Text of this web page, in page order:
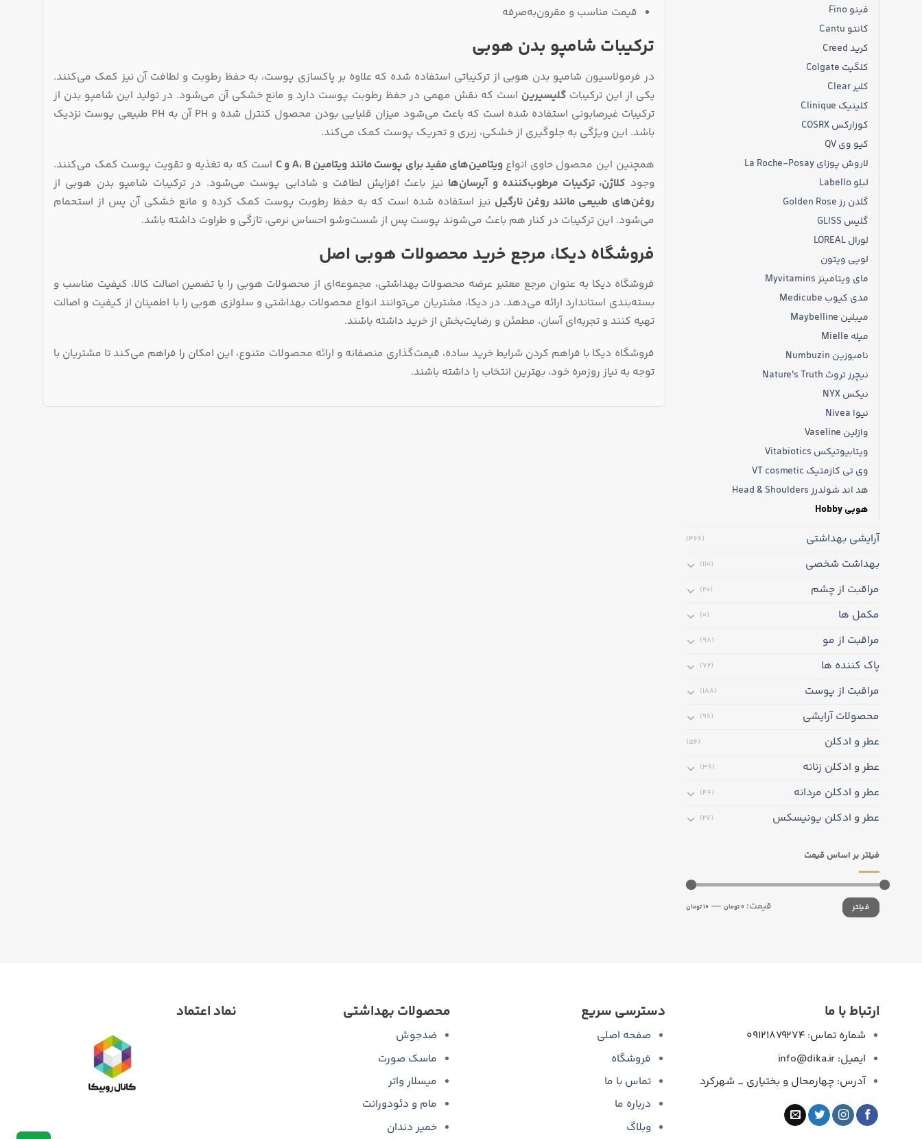
فینو Fino
کانتو Cantu
کرید Creed
کلگیت Colgate
کلیر Clear
کلینیک Clinique
کوزارکس COSRX
کیو وی QV
لاروش پوزای La Roche-Posay
لبلو Labello
گلدن رز Golden Rose
گلیس GLISS
لورال LOREAL
لویی ویتون
مای ویتامینز Myvitamins
مدی کیوب Medicube
میبلین Maybelline
میله Mielle
نامبوزین Numbuzin
نیچرز تروث Nature's Truth
نیکس NYX
نیوا Nivea
وازلین Vaseline
ویتابیوتیکس Vitabiotics
وی تی کازمتیک VT cosmetic
هد اند شولدرز Head & Shoulders
هوبی Hobby
آرایشی بهداشتی (466)
بهداشت شخصی (110)
مراقبت از چشم (20)
مکمل ها (0)
مراقبت از مو (98)
پاک کننده ها (72)
مراقبت از پوست (188)
محصولات آرایشی (96)
عطر و ادکلن (56)
عطر و ادکلن زنانه (36)
عطر و ادکلن مردانه (46)
عطر و ادکلن یونیسکس (27)
فیلتر بر اساس قیمت
حداقل
قیمت
حداکثر
قیمتفیلتر قیمت:0 تومان —10 تومان
قیمت مناسب و مقرون‌به‌صرفه
ترکیبات شامپو بدن هوبی
در فرمولاسیون شامپو بدن هوبی از ترکیباتی استفاده شده که علاوه بر پاکسازی پوست، به حفظ رطوبت و لطافت آن نیز کمک می‌کنند.
یکی از این ترکیباتگلیسیرین است که نقش مهمی در حفظ رطوبت پوست دارد و مانع خشکی آن می‌شود. در تولید این شامپو بدن از
ترکیبات غیرصابونی استفاده شده است که باعث می‌شود میزان قلیایی بودن محصول کنترل شده و PH آن به PH طبیعی پوست نزدیک
باشد. این ویژگی به جلوگیری از خشکی، زبری و تحریک پوست کمک می‌کند.
همچنین این محصول حاوی انواعویتامین‌های مفید برای پوست مانند ویتامین A، B و C
است که به تغذیه و تقویت پوست کمک می‌کنند.
وجود کلاژن، ترکیبات مرطوب‌کننده و آبرسان‌ها نیز باعث افزایش لطافت و شادابی پوست می‌شود. در ترکیبات شامپو بدن هوبی از
روغن‌های طبیعی مانند روغن نارگیل نیز استفاده شده است که به حفظ رطوبت پوست کمک کرده و مانع خشکی آن پس از استحمام
می‌شود. این ترکیبات در کنار هم باعث می‌شوند پوست پس از شست‌وشو احساس نرمی، تازگی و طراوت داشته باشد.
فروشگاه دیکا، مرجع خرید محصولات هوبی اصل
فروشگاه دیکا به عنوان مرجع معتبر عرضه محصولات بهداشتی، مجموعه‌ای از محصولات هوبی را با تضمین اصالت کالا، کیفیت مناسب و
بسته‌بندی استاندارد ارائه می‌دهد. در دیکا، مشتریان می‌توانند انواع محصولات بهداشتی و سلولزی هوبی را با اطمینان از کیفیت و اصالت
تهیه کنند و تجربه‌ای آسان، مطمئن و رضایت‌بخش از خرید داشته باشند.
فروشگاه دیکا با فراهم کردن شرایط خرید ساده، قیمت‌گذاری منصفانه و ارائه محصولات متنوع، این امکان را فراهم می‌کند تا مشتریان با
توجه به نیاز روزمره خود، بهترین انتخاب را داشته باشند.
ارتباط با ما
شماره تماس: 09121879274
ایمیل: info@dika.ir
آدرس: چهارمحال و بختیاری _ شهرکرد
دسترسی سریع
صفحه اصلی
فروشگاه
تماس با ما
درباره ما
وبلاگ
محصولات بهداشتی
ضدجوش
ماسک صورت
میسلار واتر
مام و دئودورانت
خمیر دندان
نماد اعتماد